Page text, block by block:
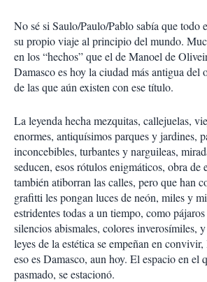
No sé si Saulo/Paulo/Pablo sabía que todo
su propio viaje al principio del mundo.
en los “hechos” que el de Manoel de
Damasco es hoy la ciudad más antigua del
de las que aún existen con ese título.
La leyenda hecha mezquitas, callejuelas,
enormes, antiquísimos parques y jardines,
inconcebibles, turbantes y narguileas,
seducen, esos rótulos enigmáticos, obra de
también atiborran las calles, pero que han
grafitti les pongan luces de neón, miles y
estridentes todas a un tiempo, como
silencios abismales, colores inverosímiles,
leyes de la estética se empeñan en
eso es Damasco, aun hoy. El espacio en el
pasmado, se estacionó.